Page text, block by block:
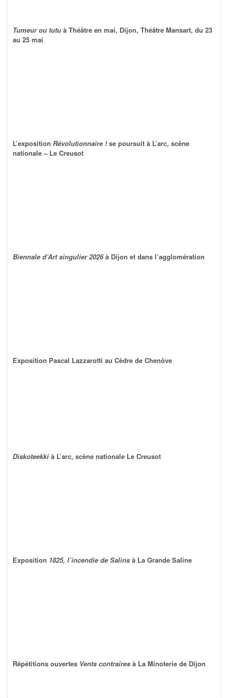
Tumeur ou tutu à Théâtre en mai, Dijon, Théâtre Mansart, du 23
au 25 mai
L’exposition Révolutionnaire !se poursuit à L’arc, scène
nationale – Le Creusot
Biennale d’Art singulier 2026à Dijon et dans l’agglomération
Exposition Pascal Lazzarotti au Cèdre de Chenôve
Diskoteekki à L’arc, scène nationale Le Creusot
Exposition 1825, l’incendie de Salins à La Grande Saline
Répétitions ouvertes Vents contraires à La Minoterie de Dijon